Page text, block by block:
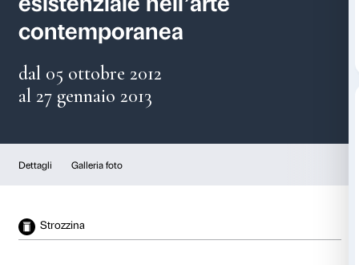
Francis Bacon e la
contemporanea
dal 05 ottobre 2012
al 27 gennaio 2013